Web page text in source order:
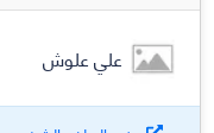
علي علوش